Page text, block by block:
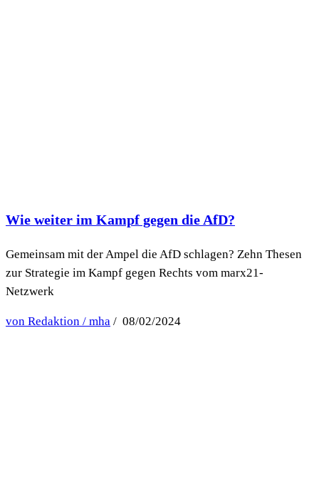
Wie weiter im Kampf gegen die AfD?
Gemeinsam mit der Ampel die AfD schlagen? Zehn Thesen
zur Strategie im Kampf gegen Rechts vom marx21-
Netzwerk
von Redaktion / mha / 08/02/2024